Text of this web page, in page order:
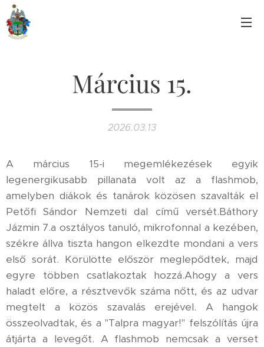
Március 15.
2026.03.13
A március 15-i megemlékezések egyik
legenergikusabb pillanata volt az a flashmob,
amelyben diákok és tanárok közösen szavalták el
Petőfi Sándor Nemzeti dal című versét.Báthory
Jázmin 7.a osztályos tanuló, mikrofonnal a kezében,
székre állva tiszta hangon elkezdte mondani a vers
első sorát. Körülötte először meglepődtek, majd
egyre többen csatlakoztak hozzá.Ahogy a vers
haladt előre, a résztvevők száma nőtt, és az udvar
megtelt a közös szavalás erejével. A hangok
összeolvadtak, és a "Talpra magyar!" felszólítás újra
átjárta a levegőt. A flashmob nemcsak a verset